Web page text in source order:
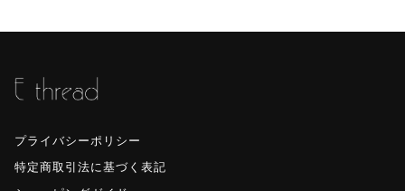
プライバシーポリシー
特定商取引法に基づく表記